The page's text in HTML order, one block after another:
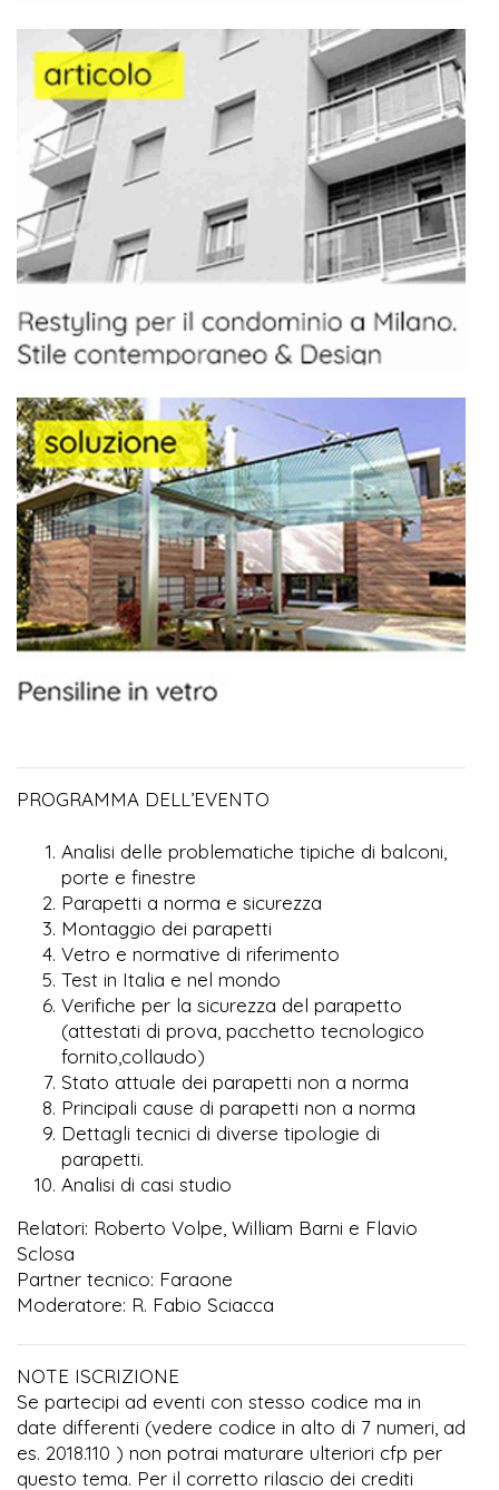
PROGRAMMA DELL’EVENTO
Analisi delle problematiche tipiche di balconi,
porte e finestre
Parapetti a norma e sicurezza
Montaggio dei parapetti
Vetro e normative di riferimento
Test in Italia e nel mondo
Verifiche per la sicurezza del parapetto
(attestati di prova, pacchetto tecnologico
fornito,collaudo)
Stato attuale dei parapetti non a norma
Principali cause di parapetti non a norma
Dettagli tecnici di diverse tipologie di
parapetti.
Analisi di casi studio
Relatori: Roberto Volpe, William Barni e Flavio
Sclosa
Partner tecnico: Faraone
Moderatore: R. Fabio Sciacca
NOTE ISCRIZIONE
Se partecipi ad eventi con stesso codice ma in
date differenti (vedere codice in alto di 7 numeri, ad
es. 2018.110 ) non potrai maturare ulteriori cfp per
questo tema. Per il corretto rilascio dei crediti